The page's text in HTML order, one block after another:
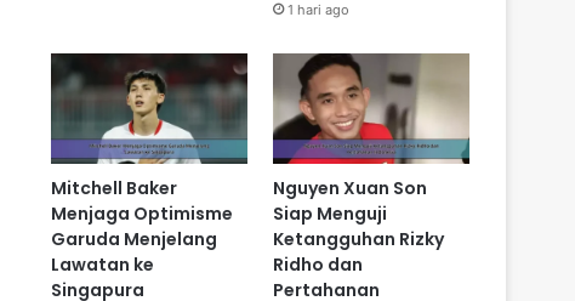
1 hari ago
Mitchell Baker
Menjaga Optimisme
Garuda Menjelang
Lawatan ke
Singapura
Nguyen Xuan Son
Siap Menguji
Ketangguhan Rizky
Ridho dan
Pertahanan